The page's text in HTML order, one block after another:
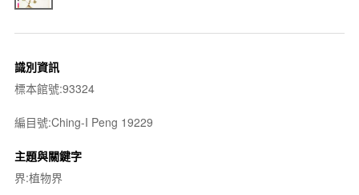
識別資訊
標本館號:93324
編目號:Ching-I Peng 19229
主題與關鍵字
界:植物界